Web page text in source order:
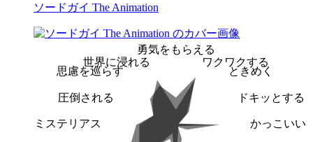
ソードガイ The Animation
勇気をもらえる
ワクワクする
ときめく
ドキッとする
かっこいい
ミステリアス
圧倒される
思慮を巡らす
世界に浸れる